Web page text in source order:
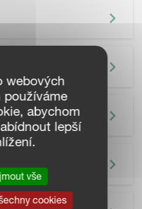
webových
používáme
abychom
lepší
vše
cookies